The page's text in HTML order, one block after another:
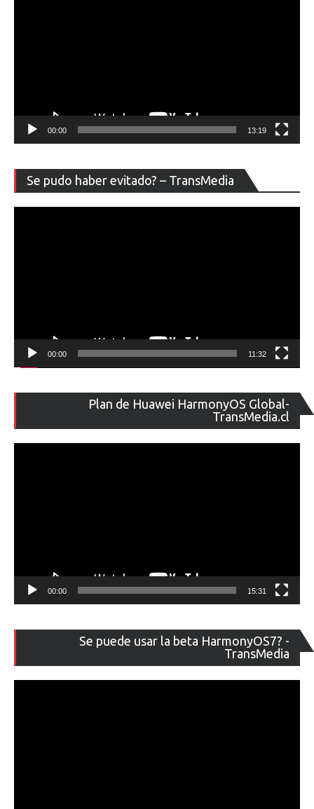
00:00 13:19
Se pudo haber evitado? – TransMedia
de
00:00 11:32
Plan de Huawei HarmonyOS Global-
TransMedia.cl
de
00:00 15:31
Se puede usar la beta HarmonyOS7? -
TransMedia
de